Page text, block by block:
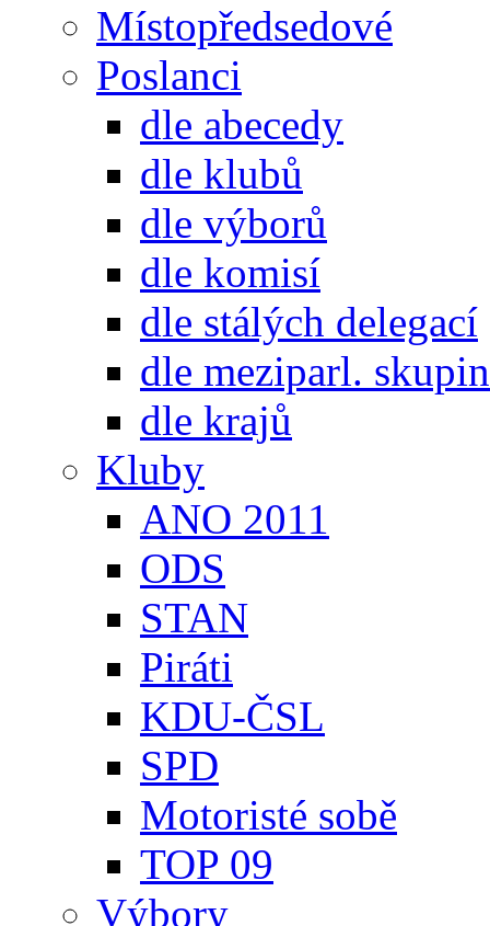
Místopředsedové
Poslanci
dle abecedy
dle klubů
dle výborů
dle komisí
dle stálých delegací
dle meziparl. skupin
dle krajů
Kluby
ANO 2011
ODS
STAN
Piráti
KDU-ČSL
SPD
Motoristé sobě
TOP 09
Výbory